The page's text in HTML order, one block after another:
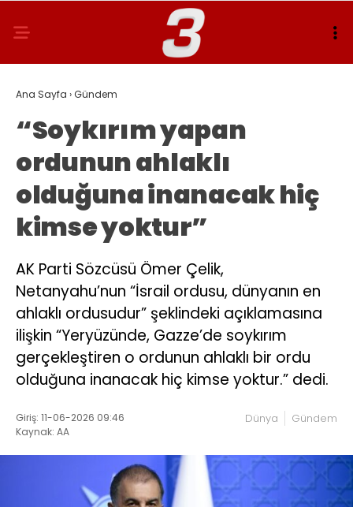
Ana Sayfa ›Gündem
“Soykırım yapan
ordunun ahlaklı
olduğuna inanacak hiç
kimse yoktur”
AK Parti Sözcüsü Ömer Çelik,
Netanyahu’nun “İsrail ordusu, dünyanın en
ahlaklı ordusudur” şeklindeki açıklamasına
ilişkin “Yeryüzünde, Gazze’de soykırım
gerçekleştiren o ordunun ahlaklı bir ordu
olduğuna inanacak hiç kimse yoktur.” dedi.
Giriş: 11-06-2026 09:46
Kaynak: AA
Dünya Gündem